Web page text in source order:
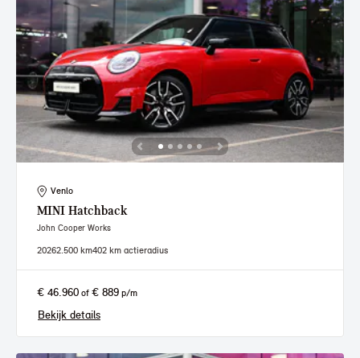
Venlo
MINI Hatchback
John Cooper Works
20262.500 km402 km actieradius
€ 46.960 of € 889 p/m
Bekijk details